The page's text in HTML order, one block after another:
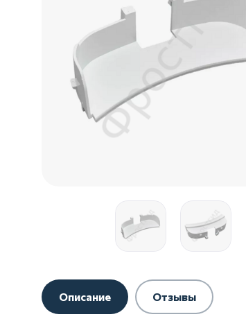
Описание Отзывы